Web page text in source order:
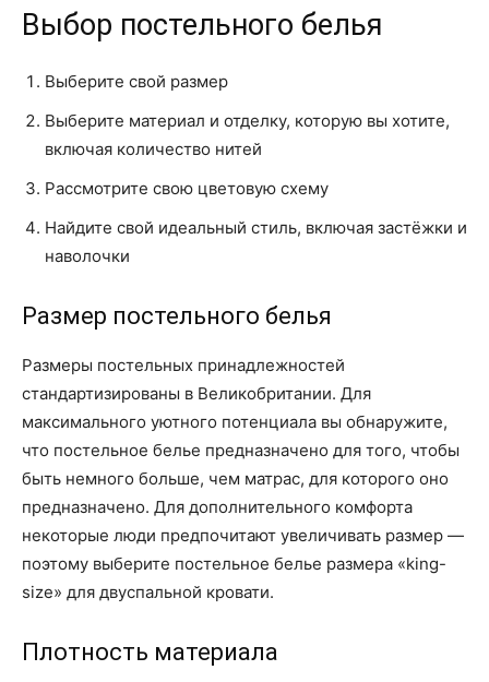
Выбор постельного белья
Выберите свой размер
Выберите материал и отделку, которую вы хотите,
включая количество нитей
Рассмотрите свою цветовую схему
Найдите свой идеальный стиль, включая застёжки и
наволочки
Размер постельного белья
Размеры постельных принадлежностей
стандартизированы в Великобритании. Для
максимального уютного потенциала вы обнаружите,
что постельное белье предназначено для того, чтобы
быть немного больше, чем матрас, для которого оно
предназначено. Для дополнительного комфорта
некоторые люди предпочитают увеличивать размер —
поэтому выберите постельное белье размера «king-
size» для двуспальной кровати.
Плотность материала